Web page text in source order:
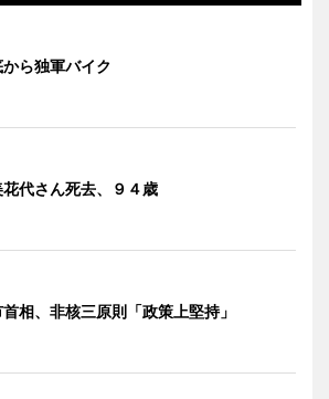
から独軍バイク
代さん死去、９４歳
相、非核三原則「政策上堅持」